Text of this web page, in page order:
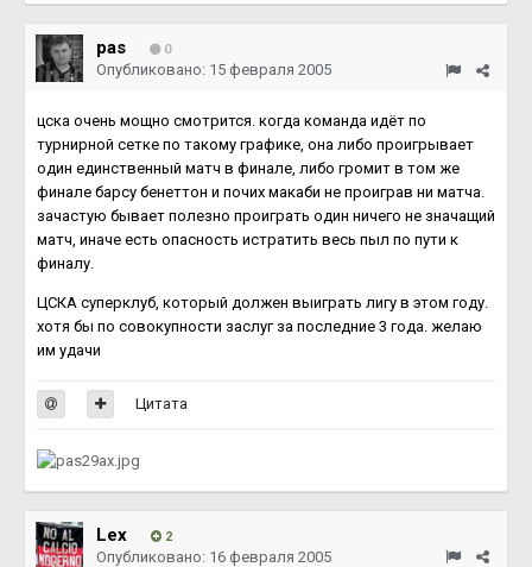
pas 0
Опубликовано: 15 февраля 2005
цска очень мощно смотрится. когда команда идёт по
турнирной сетке по такому графике, она либо проигрывает
один единственный матч в финале, либо громит в том же
финале барсу бенеттон и почих макаби не проиграв ни матча.
зачастую бывает полезно проиграть один ничего не значащий
матч, иначе есть опасность истратить весь пыл по пути к
финалу.
ЦСКА суперклуб, который должен выиграть лигу в этом году.
хотя бы по совокупности заслуг за последние 3 года. желаю
им удачи
Цитата
Lex 2
Опубликовано: 16 февраля 2005